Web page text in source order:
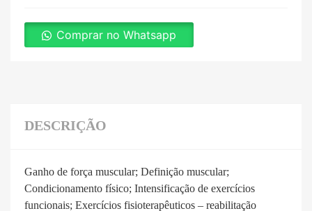
Comprar no Whatsapp
DESCRIÇÃO
Ganho de força muscular; Definição muscular;
Condicionamento físico; Intensificação de exercícios
funcionais; Exercícios fisioterapêuticos – reabilitação